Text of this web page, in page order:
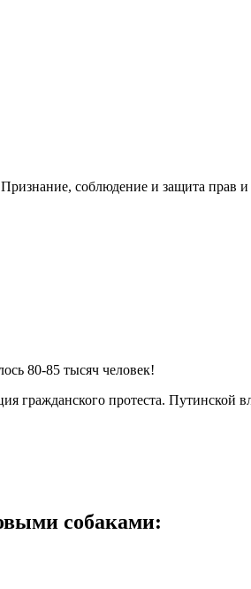
соблюдение и защита прав
80-85 тысяч человек!
гражданского протеста. Путинской
собаками: